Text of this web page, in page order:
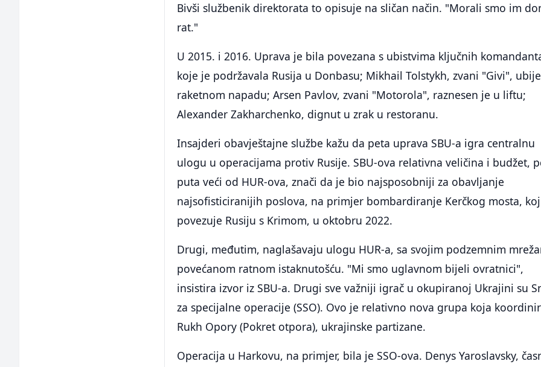
Bivši službenik direktorata to opisuje na sličan način. "Morali smo im
rat."
U 2015. i 2016. Uprava je bila povezana s ubistvima ključnih
koje je podržavala Rusija u Donbasu; Mikhail Tolstykh, zvani "Givi",
raketnom napadu; Arsen Pavlov, zvani "Motorola", raznesen je u liftu;
Alexander Zakharchenko, dignut u zrak u restoranu.
Insajderi obavještajne službe kažu da peta uprava SBU-a igra centralnu
ulogu u operacijama protiv Rusije. SBU-ova relativna veličina i budžet,
puta veći od HUR-ova, znači da je bio najsposobniji za obavljanje
najsofisticiranijih poslova, na primjer bombardiranje Kerčkog mosta,
povezuje Rusiju s Krimom, u oktobru 2022.
Drugi, međutim, naglašavaju ulogu HUR-a, sa svojim podzemnim
povećanom ratnom istaknutošću. "Mi smo uglavnom bijeli ovratnici",
insistira izvor iz SBU-a. Drugi sve važniji igrač u okupiranoj Ukrajini su
za specijalne operacije (SSO). Ovo je relativno nova grupa koja
Rukh Opory (Pokret otpora), ukrajinske partizane.
Operacija u Harkovu, na primjer, bila je SSO-ova. Denys Yaroslavsky,